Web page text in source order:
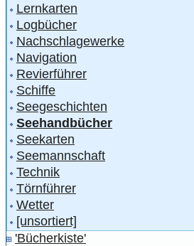
Lernkarten
Logbücher
Nachschlagewerke
Navigation
Revierführer
Schiffe
Seegeschichten
Seehandbücher
Seekarten
Seemannschaft
Technik
Törnführer
Wetter
[unsortiert]
'Bücherkiste'